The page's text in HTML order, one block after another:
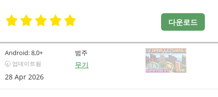
다운로드
Android:8,0+
🕣 업데이트됨
28 Apr 2026
범주
무기